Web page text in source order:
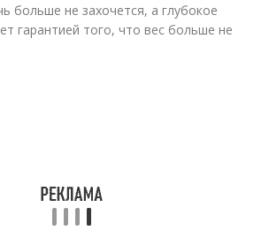
больше не захочется, а глубокое
гарантией того, что вес больше не